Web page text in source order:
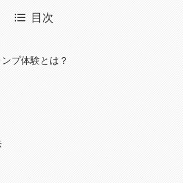
目次
プ体験とは？